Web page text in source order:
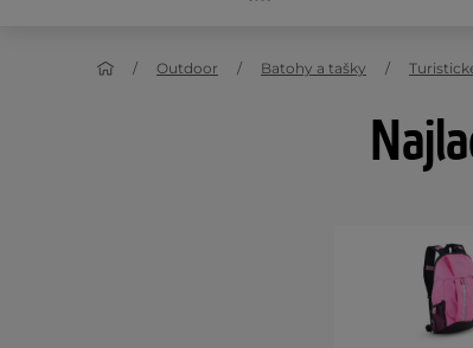
Outdoor Batohy a tašky